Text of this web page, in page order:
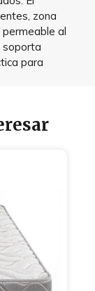
zona
al
soporta
para